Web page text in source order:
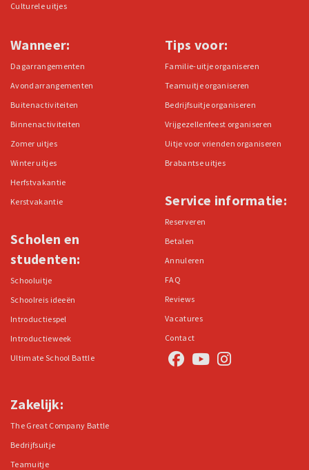
Culturele uitjes
Wanneer:
Dagarrangementen
Avondarrangementen
Buitenactiviteiten
Binnenactiviteiten
Zomer uitjes
Winter uitjes
Herfstvakantie
Kerstvakantie
Scholen en
studenten:
Schooluitje
Schoolreis ideeën
Introductiespel
Introductieweek
Ultimate School Battle
Tips voor:
Familie-uitje organiseren
Teamuitje organiseren
Bedrijfsuitje organiseren
Vrijgezellenfeest organiseren
Uitje voor vrienden organiseren
Brabantse uitjes
Service informatie:
Reserveren
Betalen
Annuleren
FAQ
Reviews
Vacatures
Contact
Zakelijk:
The Great Company Battle
Bedrijfsuitje
Teamuitje